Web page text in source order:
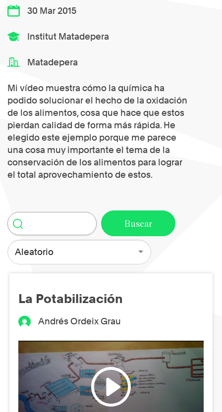
30 Mar 2015
Institut Matadepera
Matadepera
Mi vídeo muestra cómo la química ha
podido solucionar el hecho de la oxidación
de los alimentos, cosa que hace que estos
pierdan calidad de forma más rápida. He
elegido este ejemplo porque me parece
una cosa muy importante el tema de la
conservación de los alimentos para lograr
el total aprovechamiento de estos.
Aleatorio
La Potabilización
Andrés Ordeix Grau